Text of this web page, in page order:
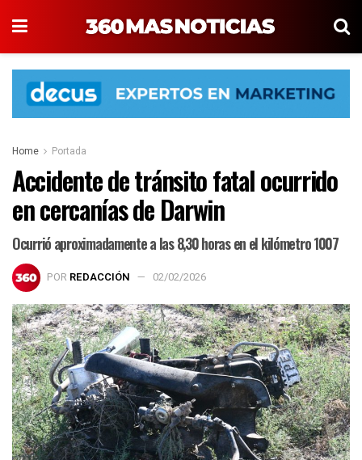
Home Portada
Accidente de tránsito fatal ocurrido
en cercanías de Darwin
Ocurrió aproximadamente a las 8,30 horas en el kilómetro 1007
POR REDACCIÓN 02/02/2026